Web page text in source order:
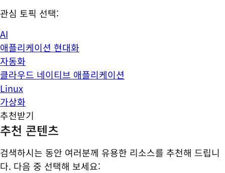
관심 토픽 선택:
AI
애플리케이션 현대화
자동화
클라우드 네이티브 애플리케이션
Linux
가상화
추천받기
추천 콘텐츠
검색하시는 동안 여러분께 유용한 리소스를 추천해 드립니
다. 다음 중 선택해 보세요: